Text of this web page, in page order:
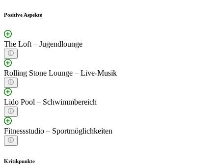
Positive Aspekte
The Loft – Jugendlounge
Rolling Stone Lounge – Live-Musik
Lido Pool – Schwimmbereich
Fitnessstudio – Sportmöglichkeiten
Kritikpunkte